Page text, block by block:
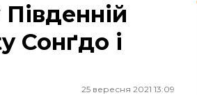
Сонґдо і
25 вересня 2021 13:09